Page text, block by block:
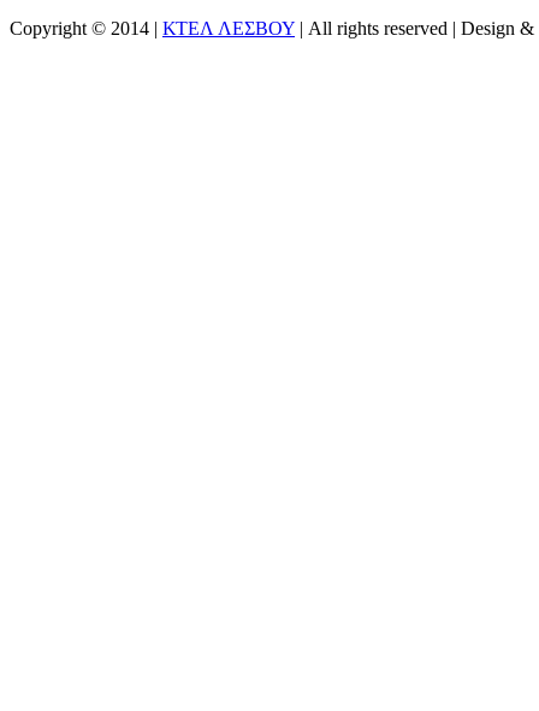
Copyright © 2014 | ΚΤΕΛ ΛΕΣΒΟΥ | All rights reserved | Design &